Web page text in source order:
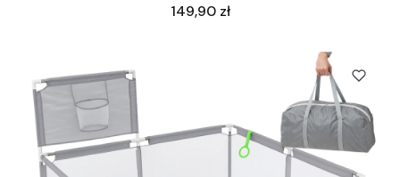
Cena
149,90 zł